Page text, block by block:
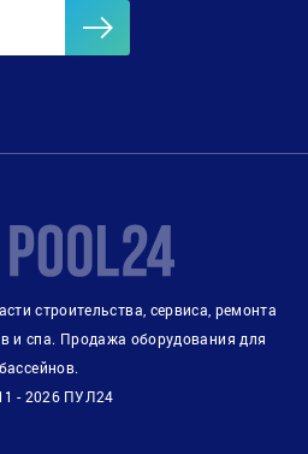
строительства, сервиса, ремонта
и спа. Продажа оборудования для
бассейнов.
- 2026 ПУЛ24